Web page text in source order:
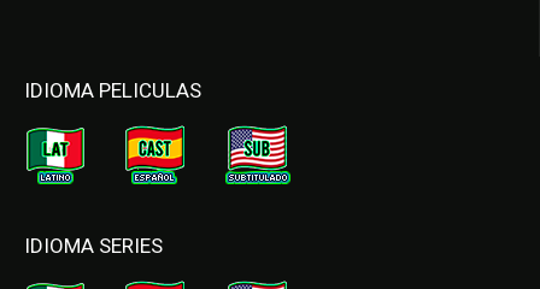
IDIOMA PELICULAS
IDIOMA SERIES